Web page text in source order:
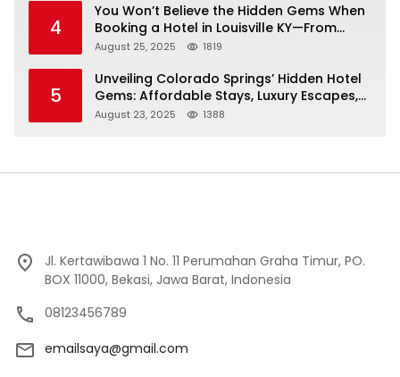
4
You Won’t Believe the Hidden Gems When
Booking a Hotel in Louisville KY—From
Cheap to Luxe!
August 25, 2025 1819
5
Unveiling Colorado Springs’ Hidden Hotel
Gems: Affordable Stays, Luxury Escapes,
and Everything In Between!
August 23, 2025 1388
Jl. Kertawibawa 1 No. 11 Perumahan Graha Timur, PO.
BOX 11000, Bekasi, Jawa Barat, Indonesia
08123456789
emailsaya@gmail.com